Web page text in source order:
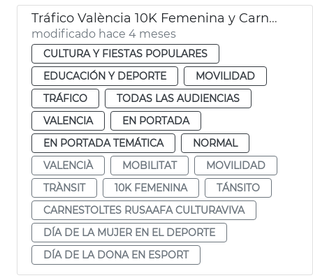
Tráfico València 10K Femenina y Carnaval Russafa
modificado hace 4 meses
CULTURA Y FIESTAS POPULARES
EDUCACIÓN Y DEPORTE
MOVILIDAD
TRÁFICO
TODAS LAS AUDIENCIAS
VALENCIA
EN PORTADA
EN PORTADA TEMÁTICA
NORMAL
VALENCIÀ
MOBILITAT
MOVILIDAD
TRÀNSIT
10K FEMENINA
TÁNSITO
CARNESTOLTES RUSAAFA CULTURAVIVA
DÍA DE LA MUJER EN EL DEPORTE
DÍA DE LA DONA EN ESPORT